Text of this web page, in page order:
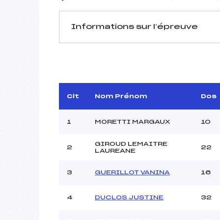
Informations sur l’épreuve
Arbitre :
Assistant :
MANCHE 1
Heure de départ :
Ouvreurs A :
Clt Nom Prénom Dos
1 MORETTI MARGAUX 10
2
GIROUD LEMAITRE
LAUREANE
22
3 GUERILLOT VANINA 16
4 DUCLOS JUSTINE 32